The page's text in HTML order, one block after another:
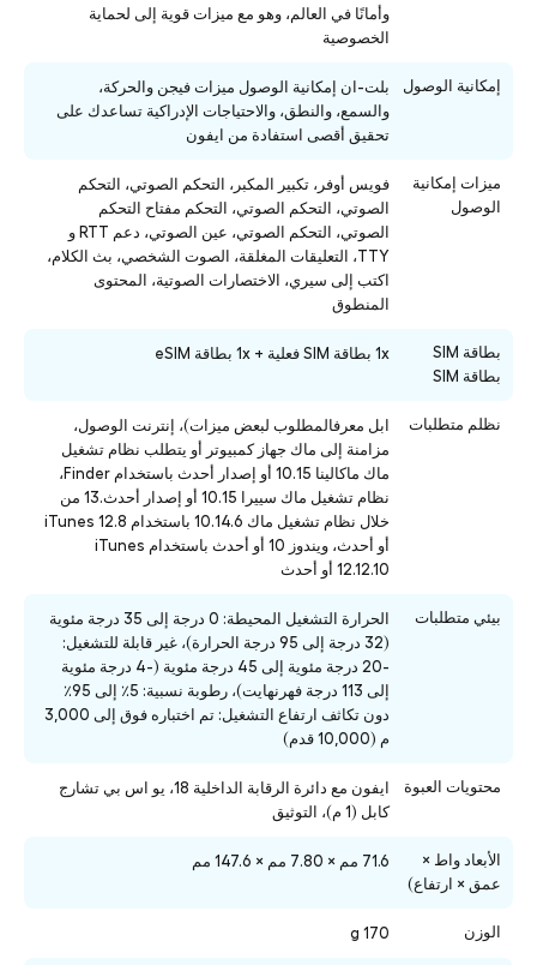
وأمانًا في العالم، وهو مع ميزات قوية إلى لحماية
الخصوصية
إمكانية الوصول
بلت-ان إمكانية الوصول ميزات فيجن والحركة،
والسمع، والنطق، والاحتياجات الإدراكية تساعدك على
تحقيق أقصى استفادة من ايفون
ميزات إمكانية
الوصول
فويس أوفر، تكبير المكبر، التحكم الصوتي، التحكم
الصوتي، التحكم الصوتي، التحكم مفتاح التحكم
الصوتي، التحكم الصوتي، عين الصوتي، دعم RTT و
TTY، التعليقات المغلقة، الصوت الشخصي، بث الكلام،
اكتب إلى سيري، الاختصارات الصوتية، المحتوى
المنطوق
بطاقة SIM
بطاقة SIM
1x بطاقة SIM فعلية + 1x بطاقة eSIM
نظلم متطلبات
ابل معرفالمطلوب لبعض ميزات)، إنترنت الوصول،
مزامنة إلى ماك جهاز كمبيوتر أو يتطلب نظام تشغيل
ماك ماكالينا 10.15 أو إصدار أحدث باستخدام Finder،
نظام تشغيل ماك سييرا 10.15 أو إصدار أحدث.13 من
خلال نظام تشغيل ماك 10.14.6 باستخدام iTunes 12.8
أو أحدث، ويندوز 10 أو أحدث باستخدام iTunes
12.12.10 أو أحدث
بيئي متطلبات
الحرارة التشغيل المحيطة: 0 درجة إلى 35 درجة مئوية
(32 درجة إلى 95 درجة الحرارة)، غير قابلة للتشغيل:
-20 درجة مئوية إلى 45 درجة مئوية (-4 درجة مئوية
إلى 113 درجة فهرنهايت)، رطوبة نسبية: 5٪ إلى 95٪
دون تكاثف ارتفاع التشغيل: تم اختباره فوق إلى 3,000
م (10,000 قدم)
محتويات العبوة
ايفون مع دائرة الرقابة الداخلية 18، يو اس بي تشارج
كابل (1 م)، التوثيق
الأبعاد واط ×
عمق × ارتفاع)
71.6 مم × 7.80 مم × 147.6 مم
الوزن 170 g